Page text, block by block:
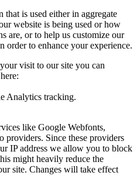
is used either in aggregate
website is being used or how
are, or to help us customize our
order to enhance your experience.
visit to our site you can
Analytics tracking.
like Google Webfonts,
providers. Since these providers
IP address we allow you to block
might heavily reduce the
site. Changes will take effect